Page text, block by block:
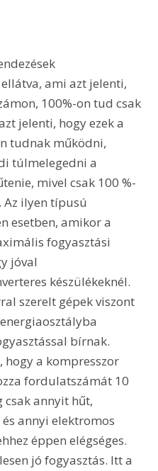
ami azt jelenti,
100%-on tud csak
jelenti, hogy ezek a
tudnak működni,
túlmelegedni a
mivel csak 100 %-
ilyen típusú
esetben, amikor a
fogyasztási
jóval
készülékeknél.
szerelt gépek viszont
bírnak.
hogy a kompresszor
fordulatszámát 10
csak annyit hűt,
annyi elektromos
éppen elégséges.
jó fogyasztás. Itt a